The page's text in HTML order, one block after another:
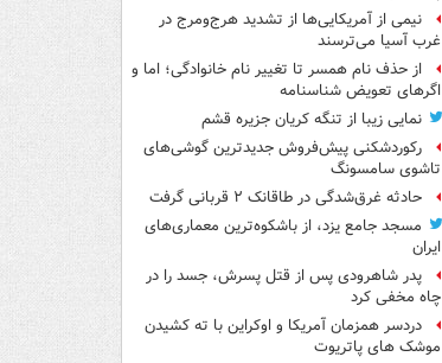
نیمی از آمریکایی‌ها از تشدید هرج‌ومرج در
غرب آسیا می‌ترسند
از حذف نام همسر تا تغییر نام خانوادگی؛ اما و
اگرهای تعویض شناسنامه
نمایی زیبا از تنگه کریان جزیره قشم
رکوردشکنی پیش‌فروش جدیدترین گوشی‌های
تاشوی سامسونگ
حادثه غرق‌شدگی در طاقانک ۲ قربانی گرفت
مسجد جامع یزد، از باشکوه‌ترین معماری‌های
ایران
پدر شاهرودی پس از قتل پسرش، جسد را در
چاه مخفی کرد
دردسر همزمان آمریکا و اوکراین با ته کشیدن
موشک های پاتریوت